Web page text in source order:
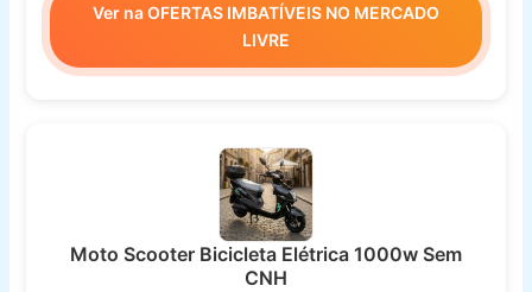
Ver na OFERTAS IMBATÍVEIS NO MERCADO
LIVRE
Moto Scooter Bicicleta Elétrica 1000w Sem
CNH